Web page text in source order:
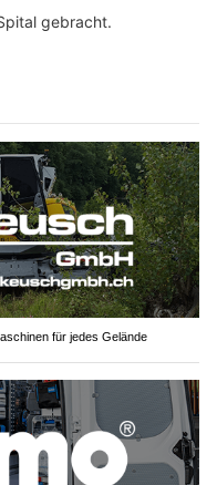
gebracht.
für jedes Gelände